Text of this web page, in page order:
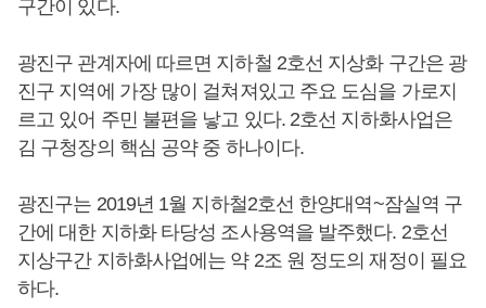
구간이 있다.
광진구 관계자에 따르면 지하철 2호선 지상화 구간은 광
진구 지역에 가장 많이 걸쳐져있고 주요 도심을 가로지
르고 있어 주민 불편을 낳고 있다. 2호선 지하화사업은
김 구청장의 핵심 공약 중 하나이다.
광진구는 2019년 1월 지하철2호선 한양대역~잠실역 구
간에 대한 지하화 타당성 조사용역을 발주했다. 2호선
지상구간 지하화사업에는 약 2조 원 정도의 재정이 필요
하다.